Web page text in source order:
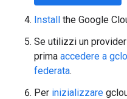
Install the Google
Se utilizzi un
prima accedere a
federata.
Per inizializzare